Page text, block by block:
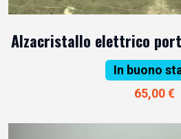
Alzacristallo elettrico
In buono
65,00 €